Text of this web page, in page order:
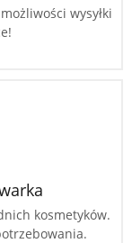
wysyłki
kosmetyków.